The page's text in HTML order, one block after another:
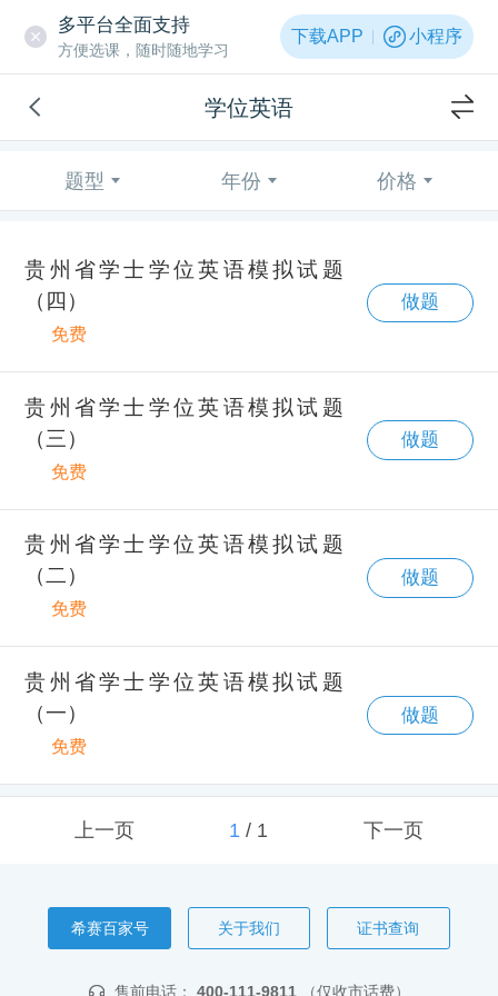
多平台全面支持
方便选课，随时随地学习
下载APP 小程序
学位英语
题型 年份 价格
贵州省学士学位英语模拟试题
（四）
免费
做题
贵州省学士学位英语模拟试题
（三）
免费
做题
贵州省学士学位英语模拟试题
（二）
免费
做题
贵州省学士学位英语模拟试题
（一）
免费
做题
上一页 1/ 1 下一页
希赛百家号 关于我们 证书查询
售前电话： 400-111-9811 （仅收市话费）